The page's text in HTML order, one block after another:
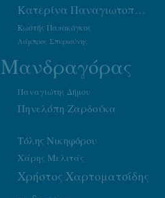
Κατερίνα Παναγιωτοπούλου
Κωστής Παπακόγκος
Λάμπρος Σπυριούνης
Μανδραγόρας
Παναγιώτης Δήμου
Πηνελόπη Ζαρδούκα
Τόλης Νικηφόρου
Χάρης Μελιτάς
Χρήστος Χαρτοματσίδης